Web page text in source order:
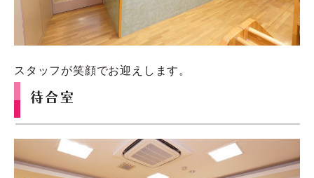
スタッフが笑顔でお迎えします。
待合室